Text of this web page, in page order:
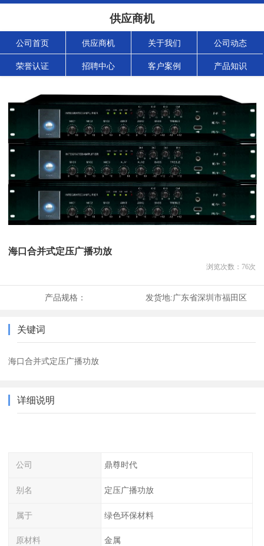
供应商机
公司首页 供应商机 关于我们 公司动态
荣誉认证 招聘中心 客户案例 产品知识
海口合并式定压广播功放
浏览次数： 76次
产品规格： 发货地:广东省深圳市福田区
关键词
海口合并式定压广播功放
详细说明
公司 鼎尊时代
别名 定压广播功放
属于 绿色环保材料
原材料 金属